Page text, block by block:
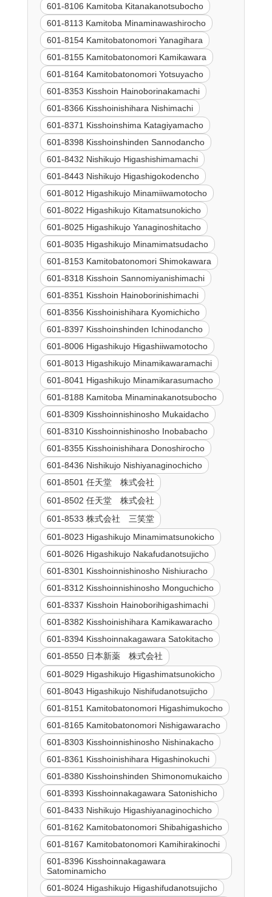
601-8106 Kamitoba Kitanakanotsubocho
601-8113 Kamitoba Minaminawashirocho
601-8154 Kamitobatonomori Yanagihara
601-8155 Kamitobatonomori Kamikawara
601-8164 Kamitobatonomori Yotsuyacho
601-8353 Kisshoin Hainoborinakamachi
601-8366 Kisshoinishihara Nishimachi
601-8371 Kisshoinshima Katagiyamacho
601-8398 Kisshoinshinden Sannodancho
601-8432 Nishikujo Higashishimamachi
601-8443 Nishikujo Higashigokodencho
601-8012 Higashikujo Minamiiwamotocho
601-8022 Higashikujo Kitamatsunokicho
601-8025 Higashikujo Yanaginoshitacho
601-8035 Higashikujo Minamimatsudacho
601-8153 Kamitobatonomori Shimokawara
601-8318 Kisshoin Sannomiyanishimachi
601-8351 Kisshoin Hainoborinishimachi
601-8356 Kisshoinishihara Kyomichicho
601-8397 Kisshoinshinden Ichinodancho
601-8006 Higashikujo Higashiiwamotocho
601-8013 Higashikujo Minamikawaramachi
601-8041 Higashikujo Minamikarasumacho
601-8188 Kamitoba Minaminakanotsubocho
601-8309 Kisshoinnishinosho Mukaidacho
601-8310 Kisshoinnishinosho Inobabacho
601-8355 Kisshoinishihara Donoshirocho
601-8436 Nishikujo Nishiyanaginochicho
601-8501 任天堂 株式会社
601-8502 任天堂 株式会社
601-8533 株式会社 三笑堂
601-8023 Higashikujo Minamimatsunokicho
601-8026 Higashikujo Nakafudanotsujicho
601-8301 Kisshoinnishinosho Nishiuracho
601-8312 Kisshoinnishinosho Monguchicho
601-8337 Kisshoin Hainoborihigashimachi
601-8382 Kisshoinishihara Kamikawaracho
601-8394 Kisshoinnakagawara Satokitacho
601-8550 日本新薬 株式会社
601-8029 Higashikujo Higashimatsunokicho
601-8043 Higashikujo Nishifudanotsujicho
601-8151 Kamitobatonomori Higashimukocho
601-8165 Kamitobatonomori Nishigawaracho
601-8303 Kisshoinnishinosho Nishinakacho
601-8361 Kisshoinishihara Higashinokuchi
601-8380 Kisshoinshinden Shimonomukaicho
601-8393 Kisshoinnakagawara Satonishicho
601-8433 Nishikujo Higashiyanaginochicho
601-8162 Kamitobatonomori Shibahigashicho
601-8167 Kamitobatonomori Kamihirakinochi
601-8396 Kisshoinnakagawara
Satominamicho
601-8024 Higashikujo Higashifudanotsujicho